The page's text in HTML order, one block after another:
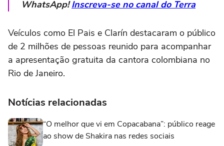
WhatsApp!Inscreva-se no canal do Terra
Veículos como El Pais e Clarín destacaram o público
de 2 milhões de pessoas reunido para acompanhar
a apresentação gratuita da cantora colombiana no
Rio de Janeiro.
Notícias relacionadas
“O melhor que vi em Copacabana”: público reage
ao show de Shakira nas redes sociais